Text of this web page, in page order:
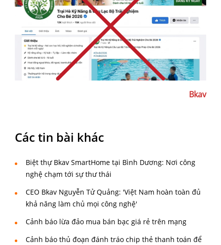
Bkav
Các tin bài khác
Biệt thự Bkav SmartHome tại Bình Dương: Nơi công
nghệ chạm tới sự thư thái
CEO Bkav Nguyễn Tử Quảng: 'Việt Nam hoàn toàn đủ
khả năng làm chủ mọi công nghệ'
Cảnh báo lừa đảo mua bán bạc giá rẻ trên mạng
Cảnh báo thủ đoạn đánh tráo chip thẻ thanh toán để